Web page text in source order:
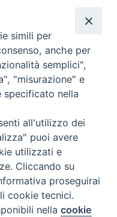
com
com
Privacy Policy
simili per
anche per
semplici",
"misurazione" e
nella
all'utilizzo dei
puoi avere
utilizzati e
Cliccando su
proseguirai
cookie tecnici.
nellacookie